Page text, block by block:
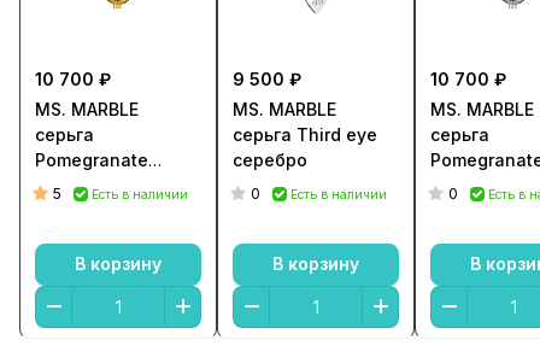
10 700 ₽
MS. MARBLE
серьга
Pomegranate
позолота
5 Есть в наличии
В корзину
9 500 ₽
MS. MARBLE
серьга Third eye
серебро
0 Есть в наличии
В корзину
10 700 ₽
MS. MARBLE
серьга
серебро
0 Есть в
В